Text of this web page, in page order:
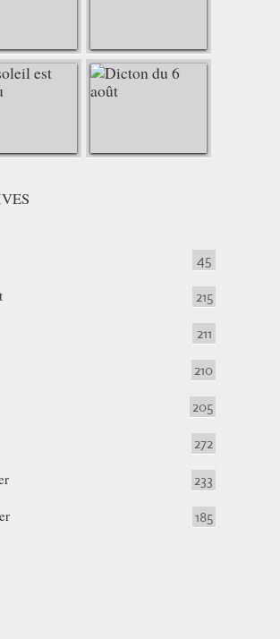
45
215
211
210
205
272
233
185